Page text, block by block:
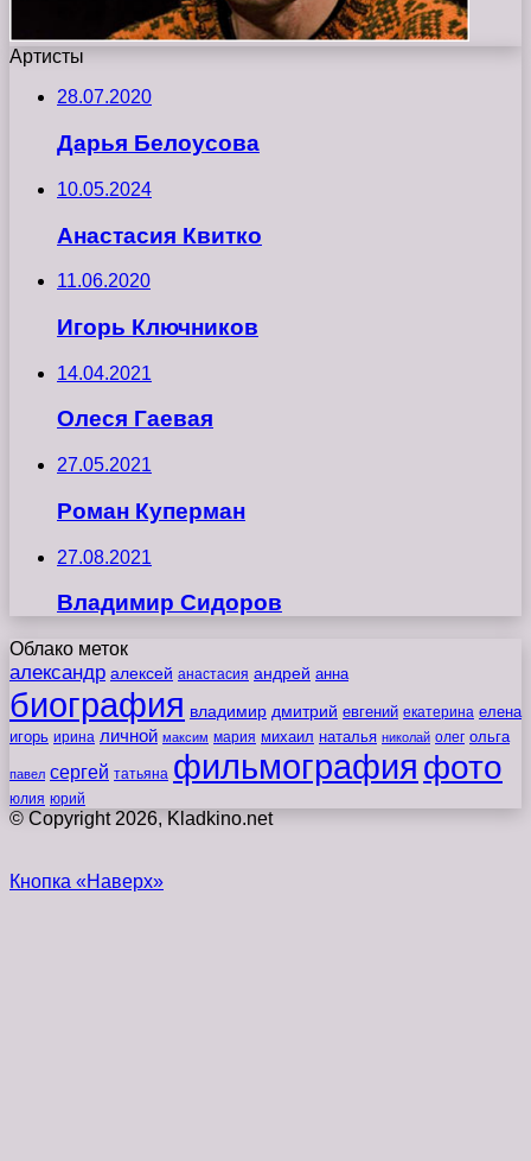
Артисты
28.07.2020
Дарья Белоусова
10.05.2024
Анастасия Квитко
11.06.2020
Игорь Ключников
14.04.2021
Олеся Гаевая
27.05.2021
Роман Куперман
27.08.2021
Владимир Сидоров
Облако меток
александр алексей анастасия андрей анна
биография владимир дмитрий евгений екатерина елена
игорь ирина личной максим мария михаил наталья николай олег ольга
павел сергей татьяна фильмография фото
юлия юрий
© Copyright 2026, Kladkino.net
Кнопка «Наверх»